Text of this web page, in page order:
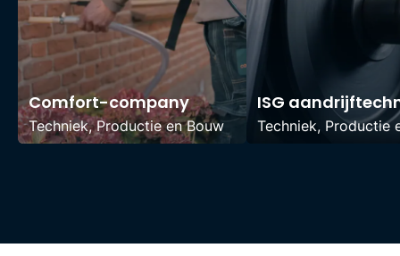
Comfort-company
Techniek, Productie en Bouw
ISG
Techniek, Productie